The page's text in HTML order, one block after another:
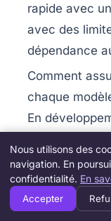
rapide avec
avec des
dépendance
Comment
chaque
En
une expertise
fournisseur
clauses
Nous utilisons des
navigation. En
confidentialité. En
Accepter